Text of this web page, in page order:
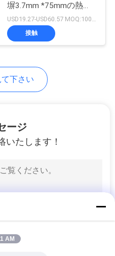
ビオ
ット
塀3.7mm *75mmの熱い
電流を通した
USD19.27-USD60.57 MOQ:100pcs
接触
下さい
ージ
いたします！
AM